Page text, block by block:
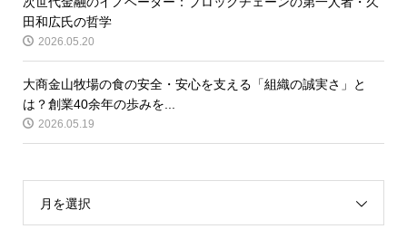
田和広氏の哲学
2026.05.20
大商金山牧場の食の安全・安心を支える「組織の誠実さ」と
は？創業40余年の歩みを...
2026.05.19
月を選択